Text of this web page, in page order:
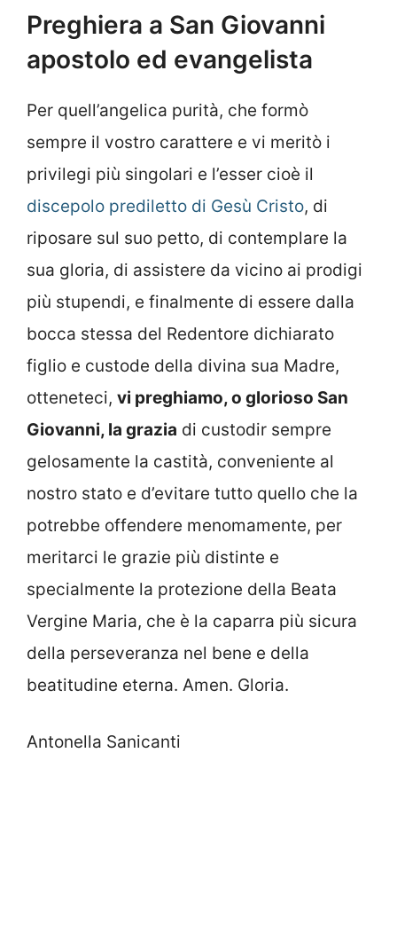
Preghiera a San Giovanni
apostolo ed evangelista
Per quell’angelica purità, che formò
sempre il vostro carattere e vi meritò i
privilegi più singolari e l’esser cioè il
discepolo prediletto di Gesù Cristo, di
riposare sul suo petto, di contemplare la
sua gloria, di assistere da vicino ai prodigi
più stupendi, e finalmente di essere dalla
bocca stessa del Redentore dichiarato
figlio e custode della divina sua Madre,
otteneteci, vi preghiamo, o glorioso San
Giovanni, la grazia di custodir sempre
gelosamente la castità, conveniente al
nostro stato e d’evitare tutto quello che la
potrebbe offendere menomamente, per
meritarci le grazie più distinte e
specialmente la protezione della Beata
Vergine Maria, che è la caparra più sicura
della perseveranza nel bene e della
beatitudine eterna. Amen. Gloria.
Antonella Sanicanti